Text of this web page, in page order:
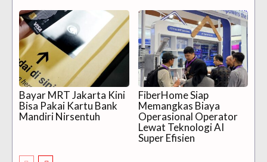
Bayar MRT Jakarta Kini
Bisa Pakai Kartu Bank
Mandiri Nirsentuh
FiberHome Siap
Memangkas Biaya
Operasional Operator
Lewat Teknologi AI
Super Efisien